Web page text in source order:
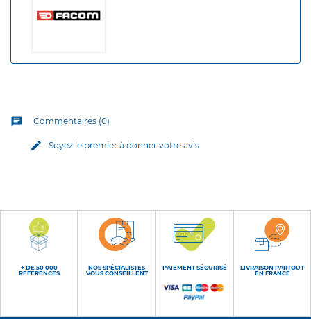
chat Commentaires (0)
edit Soyez le premier à donner votre avis
+ DE 50 000
RÉFÉRENCES
NOS SPÉCIALISTES
VOUS CONSEILLENT
PAIEMENT SÉCURISÉ
LIVRAISON PARTOUT
EN FRANCE